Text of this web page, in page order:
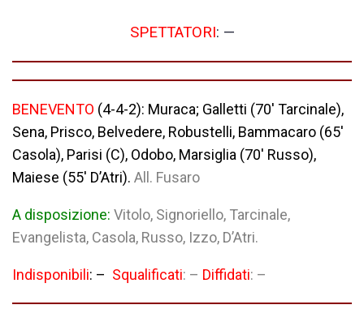
SPETTATORI: —
BENEVENTO (4-4-2): Muraca; Galletti (70′ Tarcinale),
Sena, Prisco, Belvedere, Robustelli, Bammacaro (65′
Casola), Parisi (C), Odobo, Marsiglia (70′ Russo),
Maiese (55′ D’Atri). All. Fusaro
A disposizione: Vitolo, Signoriello, Tarcinale,
Evangelista, Casola, Russo, Izzo, D’Atri.
Indisponibili: – Squalificati: – Diffidati: –